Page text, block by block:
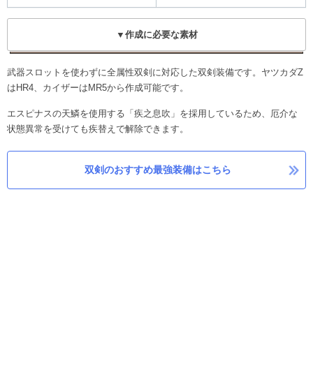
▼作成に必要な素材
武器スロットを使わずに全属性双剣に対応した双剣装備です。ヤツカダZ
はHR4、カイザーはMR5から作成可能です。
エスピナスの天鱗を使用する「疾之息吹」を採用しているため、厄介な
状態異常を受けても疾替えで解除できます。
双剣のおすすめ最強装備はこちら